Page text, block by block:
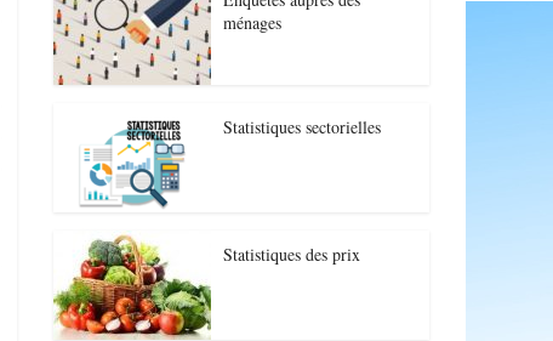
ménages
Statistiques sectorielles
Statistiques des prix